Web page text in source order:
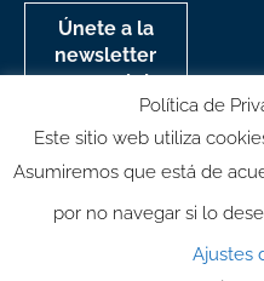
Únete a la
newsletter
mensual de
Ibercivis
© All
Política de
Este sitio web utiliza
Asumiremos que está de
por no navegar si lo
Ajustes